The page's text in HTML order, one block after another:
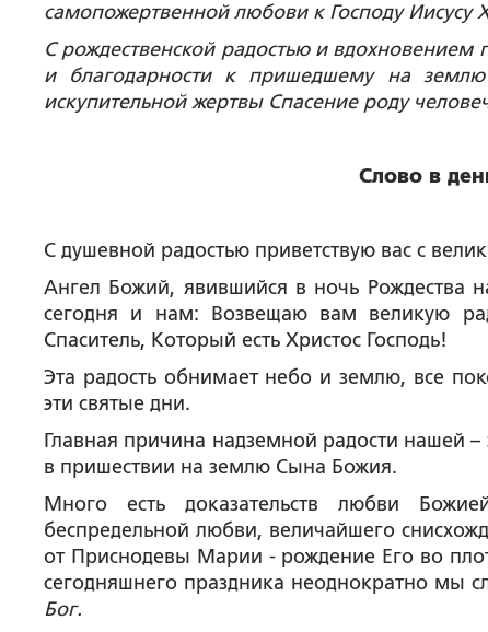
самопожертвенной любови к Господу
С рождественской радостью и
и благодарности к пришедшему на
искупительной жертвы Спасение роду
Слово в
С душевной радостью приветствую вас с
Ангел Божий, явившийся в ночь Рождества
сегодня и нам: Возвещаю вам великую
Спаситель, Который есть Христос Господь!
Эта радость обнимает небо и землю, все
эти святые дни.
Главная причина надземной радости нашей
в пришествии на землю Сына Божия.
Много есть доказательств любви
беспредельной любви, величайшего
от Приснодевы Марии - рождение Его во
сегодняшнего праздника неоднократно мы
Бог.